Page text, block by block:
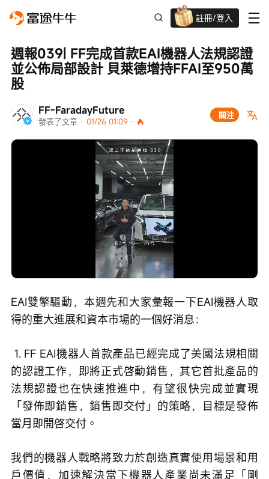
註冊/登入
迎新驚喜賞 股票/BTC等任你揀!
FF-FaradayFuture
發表了文章 · 01/26 01:09 ·
關注
週報039| FF完成首款EAI機器人法規認證
並公佈局部設計 貝萊德增持FFAI至950萬
股
放
EAI雙擎驅動，本週先和大家彙報一下EAI機器人取
得的重大進展和資本市場的一個好消息：
的認證工作，即將正式啓動銷售，其它首批產品的
法規認證也在快速推進中，有望很快完成並實現
「發佈即銷售，銷售即交付」的策略，目標是發佈
當月即開啓交付。
我們的機器人戰略將致力於創造真實使用場景和用
戶價值，加速解決當下機器人產業尚未滿足「剛